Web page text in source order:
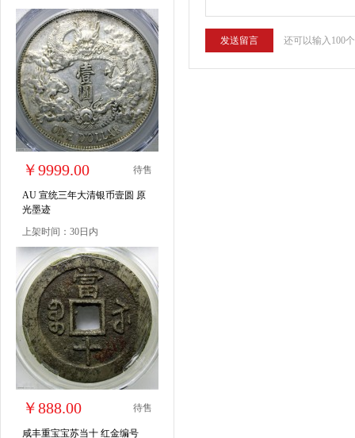
￥9999.00 待售
AU 宣统三年大清银币壹圆 原
光墨迹
上架时间：30日内
￥888.00 待售
咸丰重宝宝苏当十 红金编号
还可以输入100